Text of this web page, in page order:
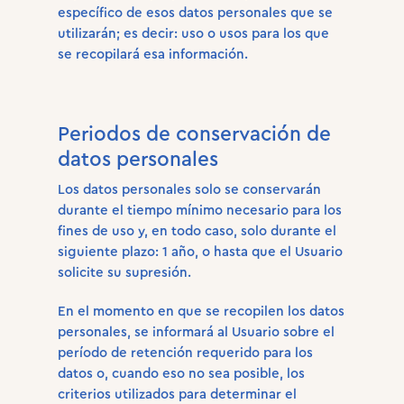
específico de esos datos personales que se
utilizarán; es decir: uso o usos para los que
se recopilará esa información.
Periodos de conservación de
datos personales
Los datos personales solo se conservarán
durante el tiempo mínimo necesario para los
fines de uso y, en todo caso, solo durante el
siguiente plazo: 1 año, o hasta que el Usuario
solicite su supresión.
En el momento en que se recopilen los datos
personales, se informará al Usuario sobre el
período de retención requerido para los
datos o, cuando eso no sea posible, los
criterios utilizados para determinar el